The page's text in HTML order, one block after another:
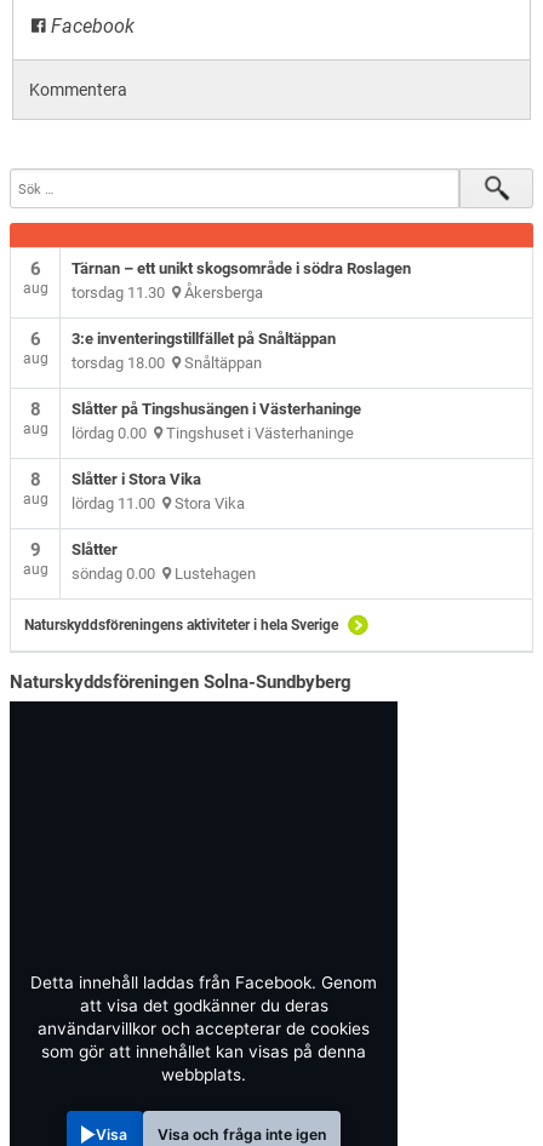
Facebook
Kommentera
6
aug
Tärnan – ett unikt skogsområde i södra Roslagen
torsdag 11.30 Åkersberga
6
aug
3:e inventeringstillfället på Snåltäppan
torsdag 18.00 Snåltäppan
8
aug
Slåtter på Tingshusängen i Västerhaninge
lördag 0.00 Tingshuset i Västerhaninge
8
aug
Slåtter i Stora Vika
lördag 11.00 Stora Vika
9
aug
Slåtter
söndag 0.00 Lustehagen
Naturskyddsföreningens aktiviteter i hela Sverige
Naturskyddsföreningen Solna-Sundbyberg
Detta innehåll laddas från Facebook. Genom
att visa det godkänner du deras
användarvillkor och accepterar de cookies
som gör att innehållet kan visas på denna
webbplats.
Visa Visa och fråga inte igen